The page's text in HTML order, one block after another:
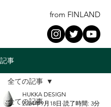
from FINLAND
記事
全ての記事
全ての記事
HUKKA DESIGN
2024年9月18日 読了時間: 3分